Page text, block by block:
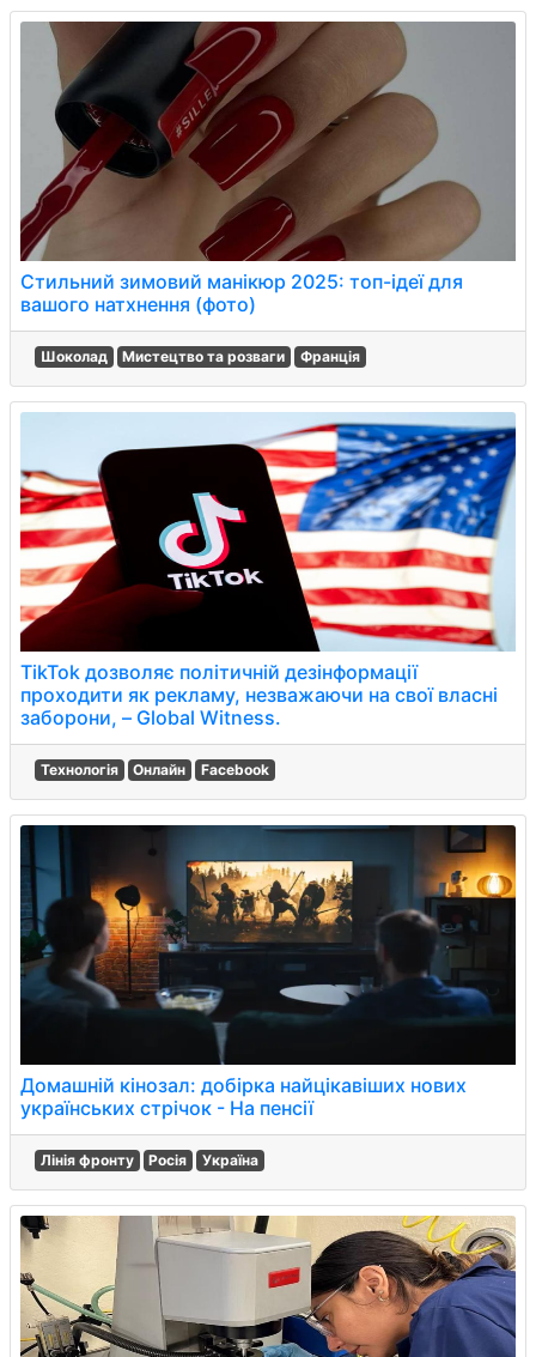
Стильний зимовий манікюр 2025: топ-ідеї для
вашого натхнення (фото)
Шоколад Мистецтво та розваги Франція
TikTok дозволяє політичній дезінформації
проходити як рекламу, незважаючи на свої власні
заборони, – Global Witness.
Технологія Онлайн Facebook
Домашній кінозал: добірка найцікавіших нових
українських стрічок - На пенсії
Лінія фронту Росія Україна